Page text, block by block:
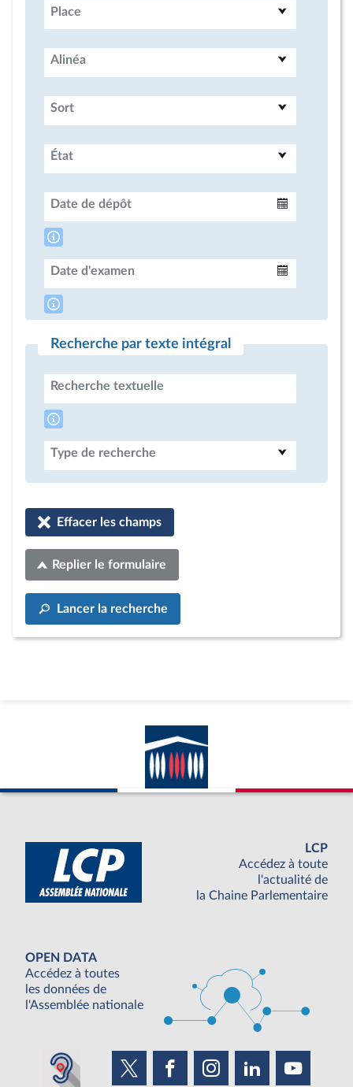
Place
Alinéa
Sort
État
Date de dépôt
Date d'examen
Recherche par texte intégral
Recherche textuelle
Type de recherche
Effacer les champs
Replier le formulaire
Lancer la recherche
LCP
Accédez à toute
l'actualité de
la Chaine Parlementaire
OPEN DATA
Accédez à toutes
les données de
l'Assemblée nationale